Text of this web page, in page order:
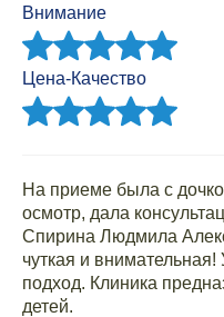
Внимание
Цена-Качество
На приеме была с
осмотр, дала
Спирина Людмила
чуткая и
подход. Клиника
детей.